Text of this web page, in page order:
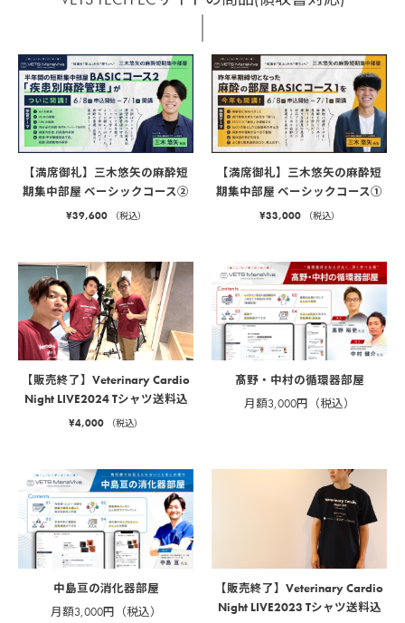
【満席御礼】三木悠矢の麻酔短
期集中部屋 ベーシックコース②
¥39,600 （税込）
【満席御礼】三木悠矢の麻酔短
期集中部屋 ベーシックコース①
¥33,000 （税込）
【販売終了】Veterinary Cardio
Night LIVE2024 Tシャツ送料込
¥4,000 （税込）
髙野・中村の循環器部屋
月額3,000円（税込）
中島亘の消化器部屋
月額3,000円（税込）
【販売終了】Veterinary Cardio
Night LIVE2023 Tシャツ送料込